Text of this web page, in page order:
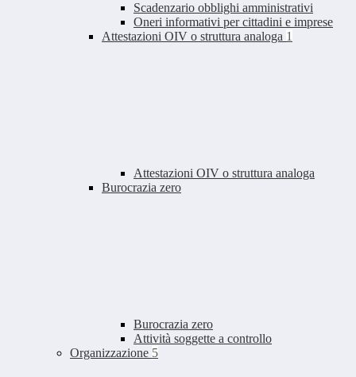
Scadenzario obblighi amministrativi
Oneri informativi per cittadini e imprese
Attestazioni OIV o struttura analoga 1
Attestazioni OIV o struttura analoga
Burocrazia zero
Burocrazia zero
Attività soggette a controllo
Organizzazione 5